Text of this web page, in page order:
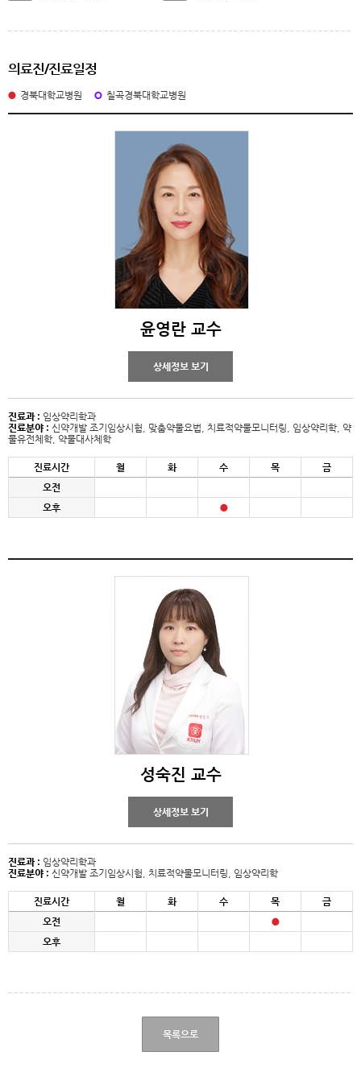
의료진/진료일정
경북대학교병원 칠곡경북대학교병원
윤영란 교수
상세정보 보기
진료과 : 임상약리학과
진료분야 : 신약개발 조기임상시험, 맞춤약물요법, 치료적약물모니터링, 임상약리학, 약
물유전체학, 약물대사체학
진료시간 월 화 수 목
금
오전
오후
성숙진 교수
상세정보 보기
진료과 : 임상약리학과
진료분야 : 신약개발 조기임상시험, 치료적약물모니터링, 임상약리학
진료시간 월 화 수 목
금
오전
오후
목록으로